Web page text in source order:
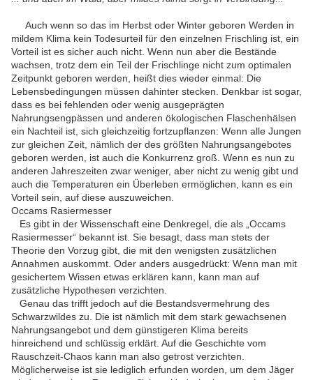
Auch wenn so das im Herbst oder Winter geboren Werden in
mildem Klima kein Todesurteil für den einzelnen Frischling ist, ein
Vorteil ist es sicher auch nicht. Wenn nun aber die Bestände
wachsen, trotz dem ein Teil der Frischlinge nicht zum optimalen
Zeitpunkt geboren werden, heißt dies wieder einmal: Die
Lebensbedingungen müssen dahinter stecken. Denkbar ist sogar,
dass es bei fehlenden oder wenig ausgeprägten
Nahrungsengpässen und anderen ökologischen Flaschenhälsen
ein Nachteil ist, sich gleichzeitig fortzupflanzen: Wenn alle Jungen
zur gleichen Zeit, nämlich der des größten Nahrungsangebotes
geboren werden, ist auch die Konkurrenz groß. Wenn es nun zu
anderen Jahreszeiten zwar weniger, aber nicht zu wenig gibt und
auch die Temperaturen ein Überleben ermöglichen, kann es ein
Vorteil sein, auf diese auszuweichen.
Occams Rasiermesser
Es gibt in der Wissenschaft eine Denkregel, die als „Occams
Rasiermesser“ bekannt ist. Sie besagt, dass man stets der
Theorie den Vorzug gibt, die mit den wenigsten zusätzlichen
Annahmen auskommt. Oder anders ausgedrückt: Wenn man mit
gesichertem Wissen etwas erklären kann, kann man auf
zusätzliche Hypothesen verzichten.
Genau das trifft jedoch auf die Bestandsvermehrung des
Schwarzwildes zu. Die ist nämlich mit dem stark gewachsenen
Nahrungsangebot und dem günstigeren Klima bereits
hinreichend und schlüssig erklärt. Auf die Geschichte vom
Rauschzeit-Chaos kann man also getrost verzichten.
Möglicherweise ist sie lediglich erfunden worden, um dem Jäger